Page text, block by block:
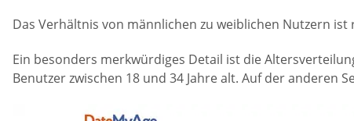
Das Verhältnis von männlichen zu weiblichen Nutzern
Ein besonders merkwürdiges Detail ist die
Benutzer zwischen 18 und 34 Jahre alt. Auf der anderen